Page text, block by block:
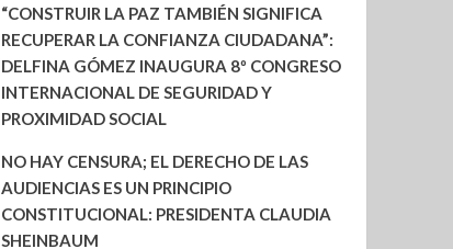
“CONSTRUIR LA PAZ TAMBIÉN SIGNIFICA
RECUPERAR LA CONFIANZA CIUDADANA”:
DELFINA GÓMEZ INAUGURA 8º CONGRESO
INTERNACIONAL DE SEGURIDAD Y
PROXIMIDAD SOCIAL
NO HAY CENSURA; EL DERECHO DE LAS
AUDIENCIAS ES UN PRINCIPIO
CONSTITUCIONAL: PRESIDENTA CLAUDIA
SHEINBAUM